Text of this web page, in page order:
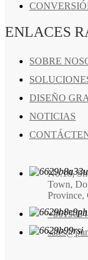
ENLACES
SOBRE
DISEÑO
NOTICIAS
No.18,
Town,
Province,